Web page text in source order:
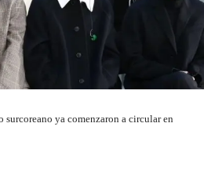
surcoreano ya comenzaron a circular en